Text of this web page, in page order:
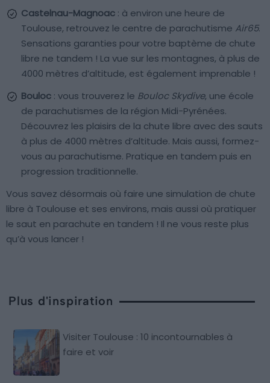
Castelnau-Magnoac : à environ une heure de
Toulouse, retrouvez le centre de parachutisme Air65.
Sensations garanties pour votre baptème de chute
libre ne tandem ! La vue sur les montagnes, à plus de
4000 mètres d’altitude, est également imprenable !
Bouloc : vous trouverez le Bouloc Skydive, une école
de parachutismes de la région Midi-Pyrénées.
Découvrez les plaisirs de la chute libre avec des sauts
à plus de 4000 mètres d’altitude. Mais aussi, formez-
vous au parachutisme. Pratique en tandem puis en
progression traditionnelle.
Vous savez désormais où faire une simulation de chute
libre à Toulouse et ses environs, mais aussi où pratiquer
le saut en parachute en tandem ! Il ne vous reste plus
qu’à vous lancer !
Plus d'inspiration
Visiter Toulouse : 10 incontournables à
faire et voir